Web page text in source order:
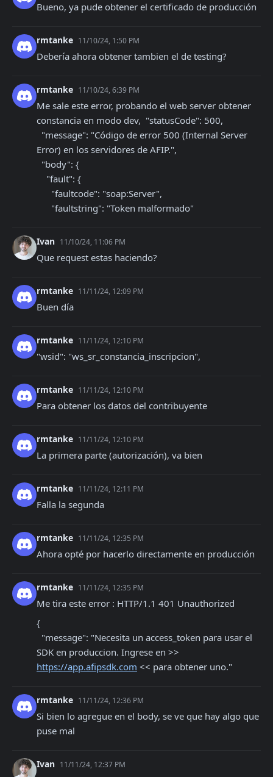
Bueno, ya pude obtener el certificado de producción
rmtanke 11/10/24, 1:50 PM
Debería ahora obtener tambien el de testing?
rmtanke 11/10/24, 6:39 PM
Me sale este error, probando el web server obtener
constancia en modo dev,  "statusCode": 500,
Error) en los servidores de AFIP.",
      "faultstring": "Token malformado"
Ivan 11/10/24, 11:06 PM
Que request estas haciendo?
rmtanke 11/11/24, 12:09 PM
Buen día
rmtanke 11/11/24, 12:10 PM
"wsid": "ws_sr_constancia_inscripcion",
rmtanke 11/11/24, 12:10 PM
Para obtener los datos del contribuyente
rmtanke 11/11/24, 12:10 PM
La primera parte (autorización), va bien
rmtanke 11/11/24, 12:11 PM
Falla la segunda
rmtanke 11/11/24, 12:35 PM
Ahora opté por hacerlo directamente en producción
rmtanke 11/11/24, 12:35 PM
Me tira este error : HTTP/1.1 401 Unauthorized
{
https://app.afipsdk.com << para obtener uno."
rmtanke 11/11/24, 12:36 PM
Si bien lo agregue en el body, se ve que hay algo que
puse mal
Ivan 11/11/24, 12:37 PM